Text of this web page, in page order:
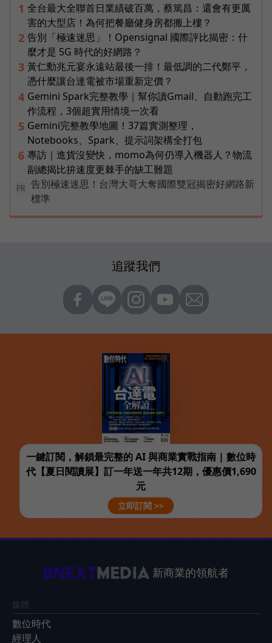
1 全台最大全聯首日業績破百萬，蔡篤昌：還會有更厲
害的大型店！為何把餐廳健身房都搬上樓？
2 告別「極速迷思」！Opensignal 國際評比揭密：什
麼才是 5G 時代的好網路？
3 黃仁勳兆元宴永遠站最後一排！最低調的二代鄭平，
憑什麼讓台達電被市場重新定價？
4 Gemini Spark完整教學｜幫你讀Gmail、自動跑完工
作流程，3個超實用情境一次看
5 Gemini完整教學地圖！37篇實測整理，
Notebooks、Spark、提示詞架構全打包
6 專訪｜進貨沒變快，momo為何仍導入機器人？物流
副總揭比拚速度更棘手的缺工難題
PR
告別極速迷思！台灣大哥大奪國際雙冠揭密好網路新
標準
追蹤我們
一鍵訂閱，解鎖最完整的 AI 與商業實戰指南 | 數位時
代【夏日閱讀展】訂一年送一年共12期，優惠價1,690
元
立即訂閱 >>
新商業的領航者
媒體
數位時代
經理人